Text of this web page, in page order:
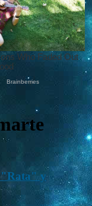
"Rata" y